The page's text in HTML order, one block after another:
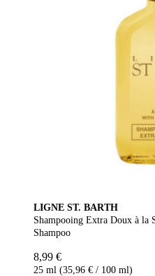
LIGNE ST. BARTH
Shampooing Extra Doux à la
Shampoo
8,99 €
25 ml (35,96 € / 100 ml)